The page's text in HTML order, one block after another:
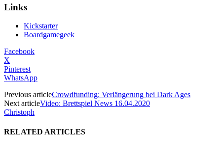
Links
Kickstarter
Boardgamegeek
Facebook
X
Pinterest
WhatsApp
Previous articleCrowdfunding: Verlängerung bei Dark Ages
Next articleVideo: Brettspiel News 16.04.2020
Christoph
RELATED ARTICLES